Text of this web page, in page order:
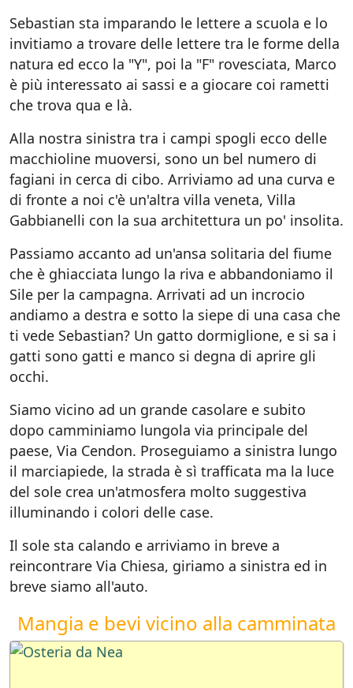
Sebastian sta imparando le lettere a scuola e lo
invitiamo a trovare delle lettere tra le forme della
natura ed ecco la "Y", poi la "F" rovesciata, Marco
è più interessato ai sassi e a giocare coi rametti
che trova qua e là.
Alla nostra sinistra tra i campi spogli ecco delle
macchioline muoversi, sono un bel numero di
fagiani in cerca di cibo. Arriviamo ad una curva e
di fronte a noi c'è un'altra villa veneta, Villa
Gabbianelli con la sua architettura un po' insolita.
Passiamo accanto ad un'ansa solitaria del fiume
che è ghiacciata lungo la riva e abbandoniamo il
Sile per la campagna. Arrivati ad un incrocio
andiamo a destra e sotto la siepe di una casa che
ti vede Sebastian? Un gatto dormiglione, e si sa i
gatti sono gatti e manco si degna di aprire gli
occhi.
Siamo vicino ad un grande casolare e subito
dopo camminiamo lungola via principale del
paese, Via Cendon. Proseguiamo a sinistra lungo
il marciapiede, la strada è sì trafficata ma la luce
del sole crea un'atmosfera molto suggestiva
illuminando i colori delle case.
Il sole sta calando e arriviamo in breve a
reincontrare Via Chiesa, giriamo a sinistra ed in
breve siamo all'auto.
Mangia e bevi vicino alla camminata